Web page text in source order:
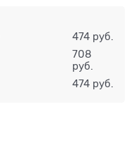
474 руб.
708
руб.
474 руб.